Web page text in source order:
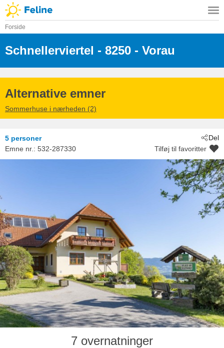
Forside
Schnellerviertel - 8250 - Vorau
Alternative emner
Sommerhuse i nærheden (2)
Del
5 personer
Emne nr.: 532-287330 Tilføj til favoritter
7 overnatninger